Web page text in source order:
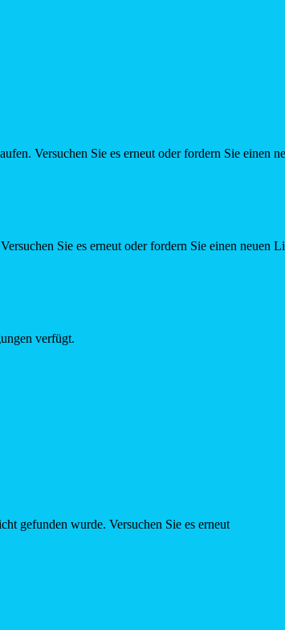
Versuchen Sie es erneut oder fordern Sie einen
Sie es erneut oder fordern Sie einen neuen
verfügt.
gefunden wurde. Versuchen Sie es erneut